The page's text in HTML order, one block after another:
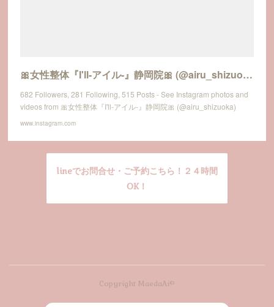
🎀女性整体『I'll-アイル-』静岡院🎀 (@airu_shizuoka) • Instagram photos and videos
682 Followers, 281 Following, 515 Posts - See Instagram photos and
videos from 🎀女性整体『I'll-アイル-』静岡院🎀 (@airu_shizuoka)
www.instagram.com
lineでお問合せ・ご予約こちら！２４時間
OK！
Copyright MaedaAi©